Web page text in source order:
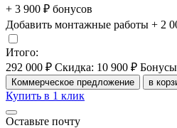
+ 3 900 ₽ бонусов
Добавить монтажные работы + 2
Итого:
292 000 ₽ Скидка: 10 900 ₽
Коммерческое предложение в
Купить в 1 клик
Оставьте почту